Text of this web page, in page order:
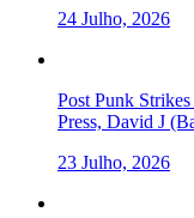
24 Julho, 2026
Post Punk
Press, David J
23 Julho, 2026